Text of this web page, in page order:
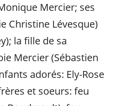
Mercier; ses
Christine Lévesque)
la fille de sa
Mercier (Sébastien
adorés: Ely-Rose
et soeurs: feu